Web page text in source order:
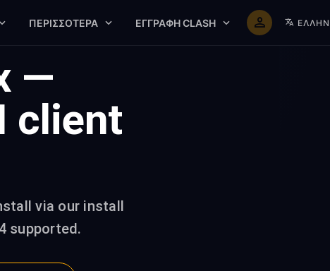
ΠΕΡΙΣΣΌΤΕΡΑ ΕΓΓΡΑΦΉ CLASH
—
client
via our install
supported.